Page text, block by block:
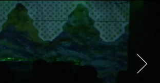
LALELE, LALELE – prima premieră a
anului la MACAZ
CinePOLSKA – filme poloneze la
București
PEOPLE OF ROMANIA se lansează la
galeria Simeza
All Stars For Outernational